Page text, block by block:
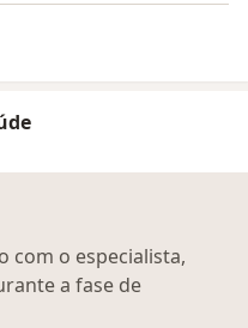
com o especialista,
a fase de